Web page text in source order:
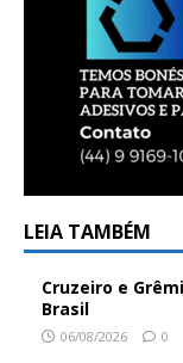
LEIA TAMBÉM
Cruzeiro e
Brasil
06/08/2026 0